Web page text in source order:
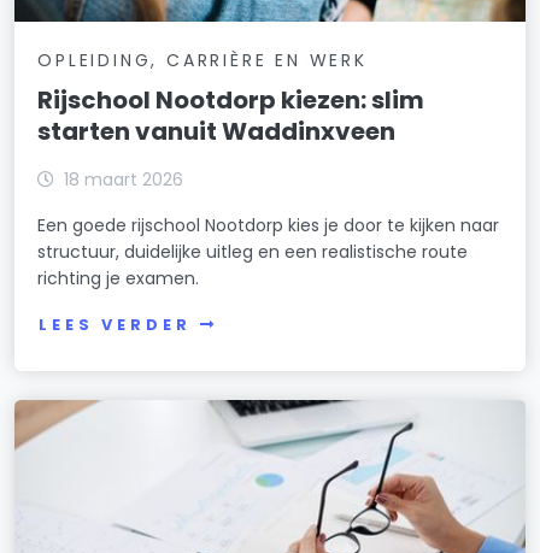
OPLEIDING, CARRIÈRE EN WERK
Rijschool Nootdorp kiezen: slim
starten vanuit Waddinxveen
18 maart 2026
Een goede rijschool Nootdorp kies je door te kijken naar
structuur, duidelijke uitleg en een realistische route
richting je examen.
LEES VERDER